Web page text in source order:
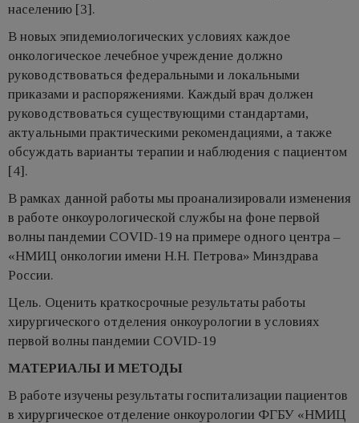
населению [3].
В новых эпидемиологических условиях каждое
онкологическое лечебное учреждение должно
руководствоваться федеральными и локальными
приказами и распоряжениями. Каждый врач должен
руководствоваться существующими стандартами,
актуальными практическими рекомендациями, а также
обсуждать варианты терапии и наблюдения с пациентом
[4].
В рамках данной работы мы проанализировали изменения
в работе онкоурологической службы на фоне первой
волны пандемии COVID-19 на примере одного центра –
«НМИЦ онкологии имени Н.Н. Петрова» Минздрава
России.
Цель. Оценить краткосрочные результаты работы
хирургического отделения онкоурологии в условиях
первой волны пандемии COVID-19
МАТЕРИАЛЫ И МЕТОДЫ
В работе изучены результаты госпитализации пациентов
в хирургическое отделение онкоурологии ФГБУ «НМИЦ